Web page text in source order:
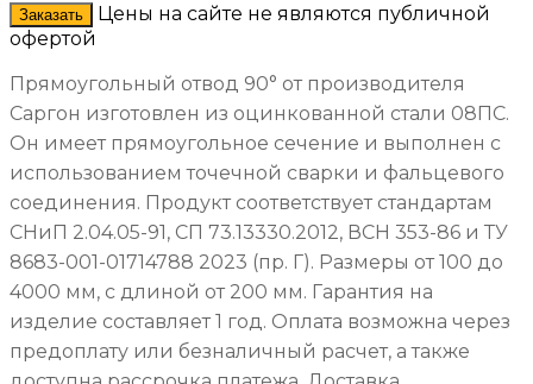
Заказать
Цены на сайте не являются публичной
офертой
Прямоугольный отвод 90° от производителя
Саргон изготовлен из оцинкованной стали 08ПС.
Он имеет прямоугольное сечение и выполнен с
использованием точечной сварки и фальцевого
соединения. Продукт соответствует стандартам
СНиП 2.04.05-91, СП 73.13330.2012, ВСН 353-86 и ТУ
8683-001-01714788 2023 (пр. Г). Размеры от 100 до
4000 мм, с длиной от 200 мм. Гарантия на
изделие составляет 1 год. Оплата возможна через
предоплату или безналичный расчет, а также